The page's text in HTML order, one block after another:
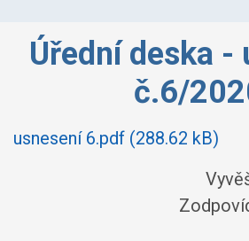
Úřední deska -
č.6/
usnesení 6.pdf (288.62 kB)